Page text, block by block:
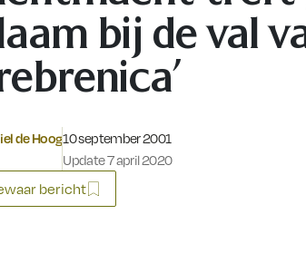
bij de val
de HoogGepubliceerd op:
10 september 2001
Update 7 april 2020
bericht